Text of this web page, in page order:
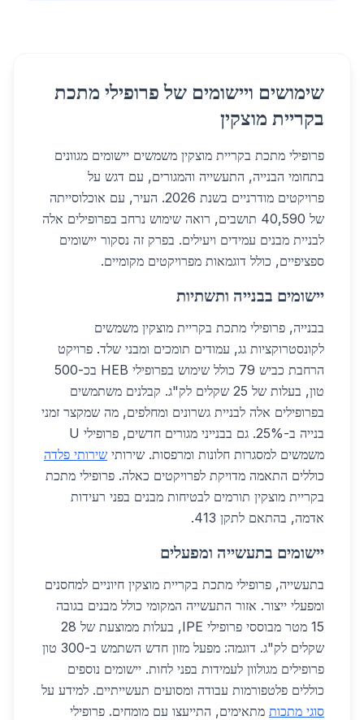
שימושים ויישומים של פרופילי מתכת
בקריית מוצקין
פרופילי מתכת בקריית מוצקין משמשים יישומים מגוונים
בתחומי הבנייה, התעשייה והמגורים, עם דגש על
פרויקטים מודרניים בשנת 2026. העיר, עם אוכלוסייתה
של 40,590 תושבים, רואה שימוש נרחב בפרופילים אלה
לבניית מבנים עמידים ויעילים. בפרק זה נסקור יישומים
ספציפיים, כולל דוגמאות מפרויקטים מקומיים.
יישומים בבנייה ותשתיות
בבנייה, פרופילי מתכת בקריית מוצקין משמשים
לקונסטרוקציות גג, עמודים תומכים ומבני שלד. פרויקט
הרחבת כביש 79 כולל שימוש בפרופילי HEB בכ-500
טון, בעלות של 25 שקלים לק"ג. קבלנים משתמשים
בפרופילים אלה לבניית גשרונים ומחלפים, מה שמקצר זמני
בנייה ב-25%. גם בבנייני מגורים חדשים, פרופילי U
משמשים למסגרות חלונות ומרפסות. שירותי שירותי פלדה
כוללים התאמה מדויקת לפרויקטים כאלה. פרופילי מתכת
בקריית מוצקין תורמים לבטיחות מבנים בפני רעידות
אדמה, בהתאם לתקן 413.
יישומים בתעשייה ומפעלים
בתעשייה, פרופילי מתכת בקריית מוצקין חיוניים למחסנים
ומפעלי ייצור. אזור התעשייה המקומי כולל מבנים בגובה
15 מטר מבוססי פרופילי IPE, בעלות ממוצעת של 28
שקלים לק"ג. דוגמה: מפעל מזון חדש השתמש ב-300 טון
פרופילים מגולוון לעמידות בפני לחות. יישומים נוספים
כוללים פלטפורמות עבודה ומסועים תעשייתיים. למידע על
סוגי מתכות מתאימים, התייעצו עם מומחים. פרופילי